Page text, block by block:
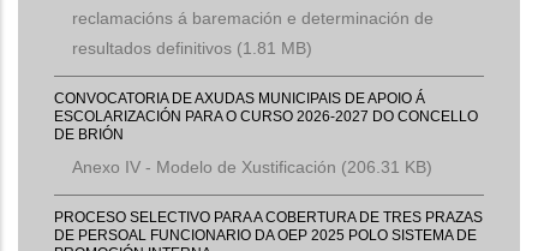
reclamacións á baremación e determinación de
resultados definitivos (1.81 MB)
CONVOCATORIA DE AXUDAS MUNICIPAIS DE APOIO Á
ESCOLARIZACIÓN PARA O CURSO 2026-2027 DO CONCELLO
DE BRIÓN
Anexo IV - Modelo de Xustificación (206.31 KB)
PROCESO SELECTIVO PARA A COBERTURA DE TRES PRAZAS
DE PERSOAL FUNCIONARIO DA OEP 2025 POLO SISTEMA DE